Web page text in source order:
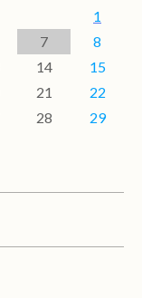
1
7
8
14
15
21
22
28
29